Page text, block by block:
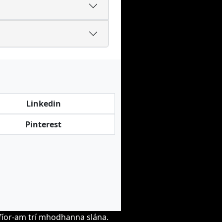
Linkedin
Pinterest
am trí mhodhanna slána.